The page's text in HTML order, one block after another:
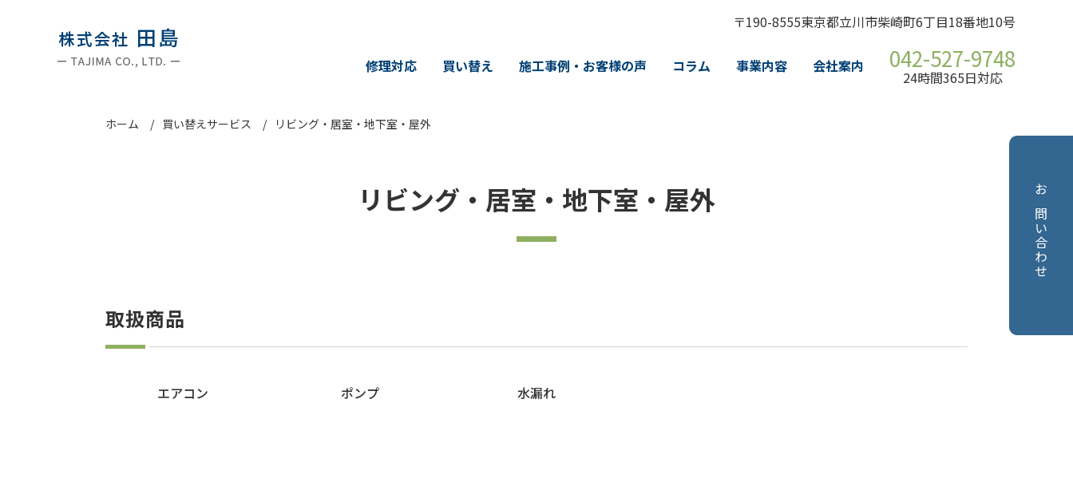
〒190-8555東京都立川市柴崎町6丁目18番地10号
修理対応 買い替え 施工事例・お客様の声 コラム 事業内容 会社案内 042-527-9748
24時間365日対応
お問い合わせ
ホーム 買い替えサービス リビング・居室・地下室・屋外
リビング・居室・地下室・屋外
取扱商品
エアコン ポンプ 水漏れ